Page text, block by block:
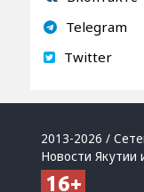
Telegram
Twitter
2013-2026 /
Новости Якутии